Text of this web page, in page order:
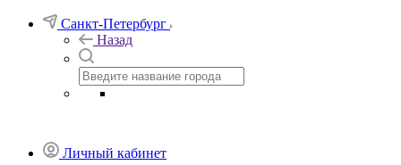
Санкт-Петербург
Назад
Личный кабинет